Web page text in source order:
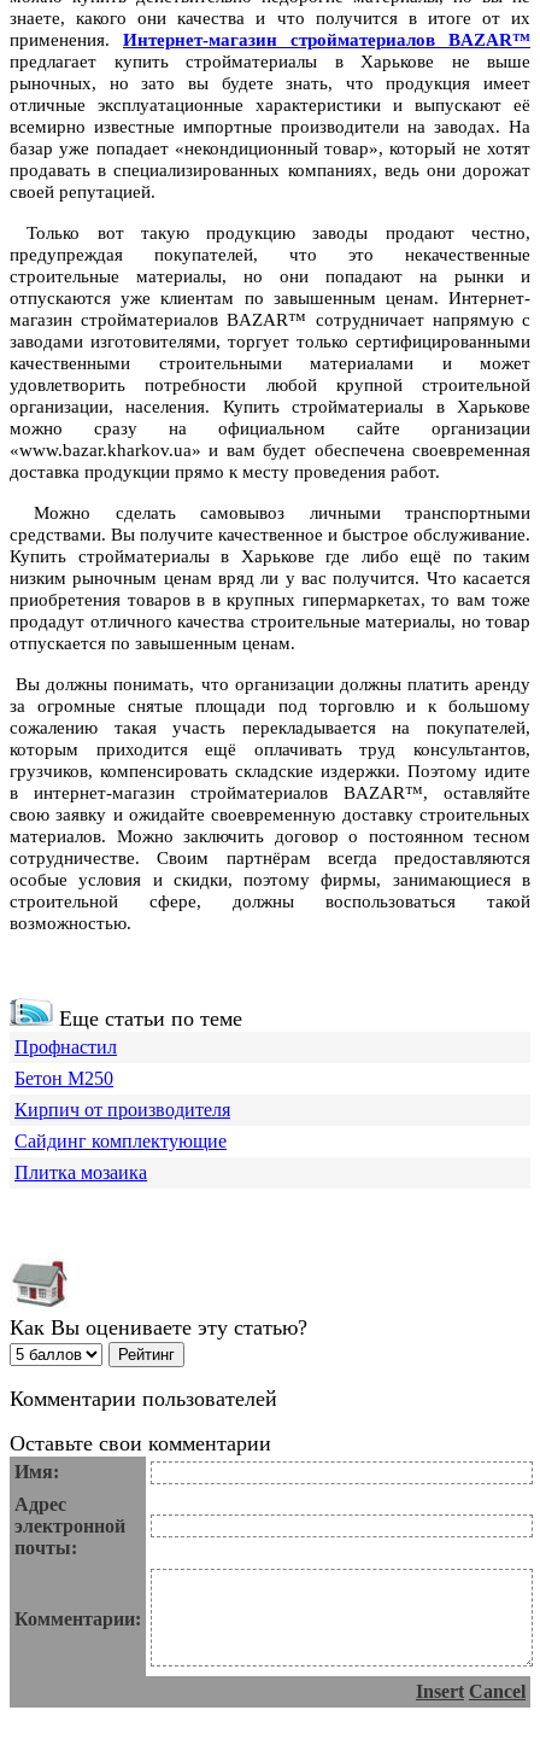
знаете, какого они качества и что получится в итоге от их
применения. Интернет-магазин стройматериалов BAZAR™
предлагает купить стройматериалы в Харькове не выше
рыночных, но зато вы будете знать, что продукция имеет
отличные эксплуатационные характеристики и выпускают её
всемирно известные импортные производители на заводах. На
базар уже попадает «некондиционный товар», который не хотят
продавать в специализированных компаниях, ведь они дорожат
своей репутацией.
Только вот такую продукцию заводы продают честно,
предупреждая покупателей, что это некачественные
строительные материалы, но они попадают на рынки и
отпускаются уже клиентам по завышенным ценам. Интернет-
магазин стройматериалов BAZAR™ сотрудничает напрямую с
заводами изготовителями, торгует только сертифицированными
качественными строительными материалами и может
удовлетворить потребности любой крупной строительной
организации, населения. Купить стройматериалы в Харькове
можно сразу на официальном сайте организации
«www.bazar.kharkov.ua» и вам будет обеспечена своевременная
доставка продукции прямо к месту проведения работ.
Можно сделать самовывоз личными транспортными
средствами. Вы получите качественное и быстрое обслуживание.
Купить стройматериалы в Харькове где либо ещё по таким
низким рыночным ценам вряд ли у вас получится. Что касается
приобретения товаров в в крупных гипермаркетах, то вам тоже
продадут отличного качества строительные материалы, но товар
отпускается по завышенным ценам.
Вы должны понимать, что организации должны платить аренду
за огромные снятые площади под торговлю и к большому
сожалению такая участь перекладывается на покупателей,
которым приходится ещё оплачивать труд консультантов,
грузчиков, компенсировать складские издержки. Поэтому идите
в интернет-магазин стройматериалов BAZAR™, оставляйте
свою заявку и ожидайте своевременную доставку строительных
материалов. Можно заключить договор о постоянном тесном
сотрудничестве. Своим партнёрам всегда предоставляются
особые условия и скидки, поэтому фирмы, занимающиеся в
строительной сфере, должны воспользоваться такой
возможностью.
Еще статьи по теме
Профнастил
Бетон М250
Кирпич от производителя
Сайдинг комплектующие
Плитка мозаика
Как Вы оцениваете эту статью?
Комментарии пользователей
Оставьте свои комментарии
Имя:
Адрес
электронной
почты:
Комментарии:
Insert Cancel